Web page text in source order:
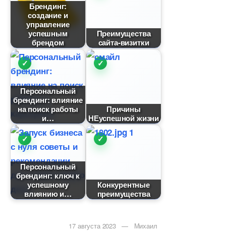
Брендинг:
создание и
управление
успешным
рендом
Преимущества
сайта-визитки
Персональный
рендинг: влияние
на поиск работы
и
Причины
НЕуспешной жизни
Персональный
рендинг: ключ к
успешному
лиянию и
Конкурентные
преимущества
17 августа 2023 — Михаил